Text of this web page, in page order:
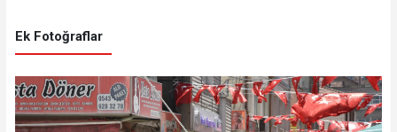
Ek Fotoğraflar